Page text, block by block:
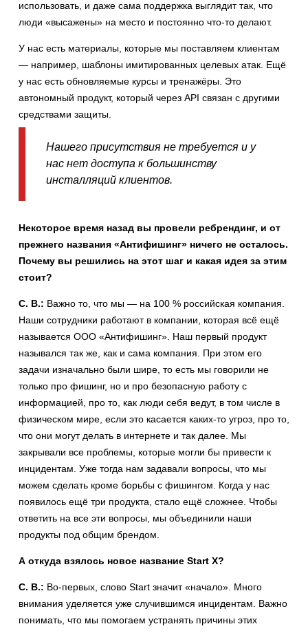
использовать, и даже сама поддержка выглядит так, что
люди «высажены» на место и постоянно что-то делают.
У нас есть материалы, которые мы поставляем клиентам
— например, шаблоны имитированных целевых атак. Ещё
у нас есть обновляемые курсы и тренажёры. Это
автономный продукт, который через API связан с другими
средствами защиты.
Нашего присутствия не требуется и у
нас нет доступа к большинству
инсталляций клиентов.
Некоторое время назад вы провели ребрендинг, и от
прежнего названия «Антифишинг» ничего не осталось.
Почему вы решились на этот шаг и какая идея за этим
стоит?
С. В.: Важно то, что мы — на 100 % российская компания.
Наши сотрудники работают в компании, которая всё ещё
называется ООО «Антифишинг». Наш первый продукт
назывался так же, как и сама компания. При этом его
задачи изначально были шире, то есть мы говорили не
только про фишинг, но и про безопасную работу с
информацией, про то, как люди себя ведут, в том числе в
физическом мире, если это касается каких-то угроз, про то,
что они могут делать в интернете и так далее. Мы
закрывали все проблемы, которые могли бы привести к
инцидентам. Уже тогда нам задавали вопросы, что мы
можем сделать кроме борьбы с фишингом. Когда у нас
появилось ещё три продукта, стало ещё сложнее. Чтобы
ответить на все эти вопросы, мы объединили наши
продукты под общим брендом.
А откуда взялось новое название Start X?
С. В.: Во-первых, слово Start значит «начало». Много
внимания уделяется уже случившимся инцидентам. Важно
понимать, что мы помогаем устранять причины этих